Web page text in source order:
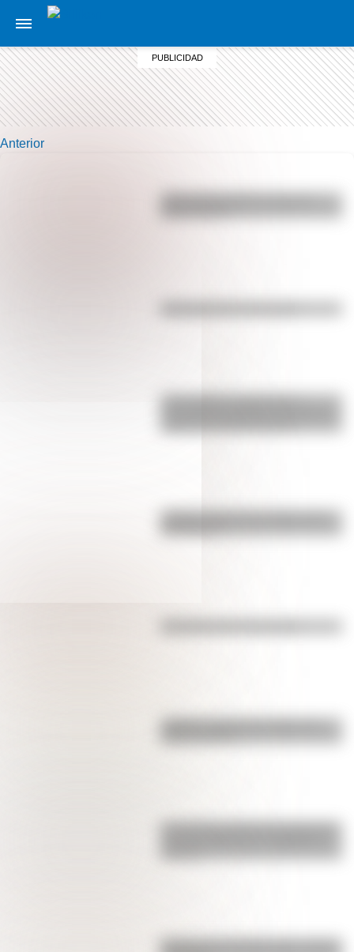
Anterior
¿Por qué los perros se ponen
17 de agosto: actividades y
¿Sabías cómo fue la infancia de
¿Sabías cuál fue la mascota de
Los poderes del Estado Argentino
Judicial
Bandera de Colombia para colorear